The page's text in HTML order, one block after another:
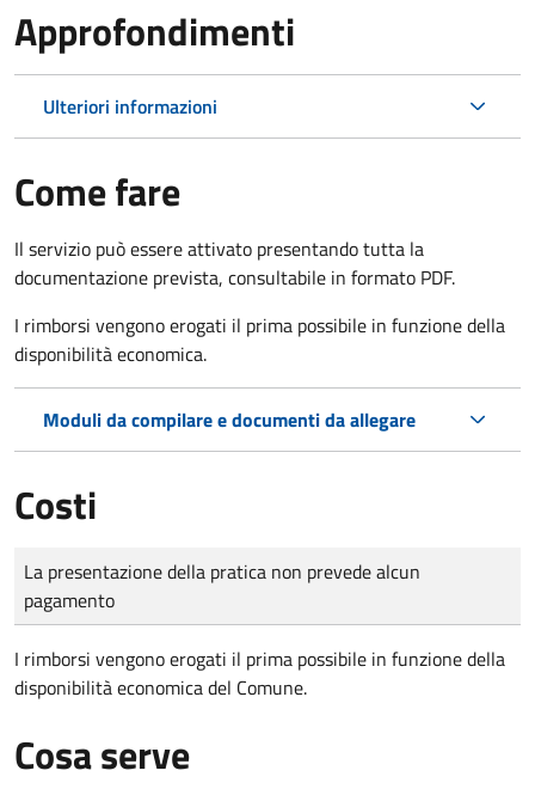
Approfondimenti
Ulteriori informazioni
Come fare
Il servizio può essere attivato presentando tutta la
documentazione prevista, consultabile in formato PDF.
I rimborsi vengono erogati il prima possibile in funzione della
disponibilità economica.
Moduli da compilare e documenti da allegare
Costi
Tipo di pagamento
Importo
La presentazione della pratica non prevede alcun
pagamento
I rimborsi vengono erogati il prima possibile in funzione della
disponibilità economica del Comune.
Cosa serve